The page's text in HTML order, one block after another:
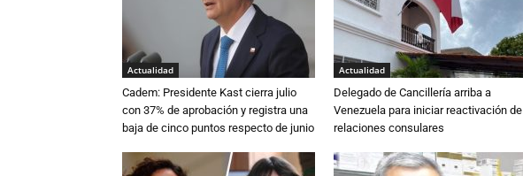
Actualidad
Cadem: Presidente Kast cierra julio
con 37% de aprobación y registra una
baja de cinco puntos respecto de junio
Actualidad
Delegado de Cancillería arriba a
Venezuela para iniciar reactivación de
relaciones consulares